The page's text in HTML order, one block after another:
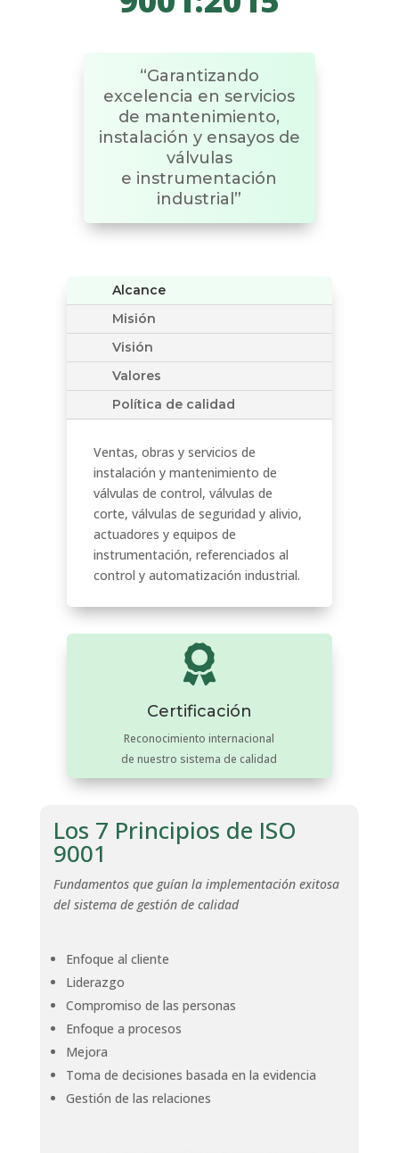
“Garantizando
excelencia en servicios
de mantenimiento,
instalación y ensayos de
válvulas
e instrumentación
industrial”
Alcance
Misión
Visión
Valores
Política de calidad
Ventas, obras y servicios de
instalación y mantenimiento de
válvulas de control, válvulas de
corte, válvulas de seguridad y alivio,
actuadores y equipos de
instrumentación, referenciados al
control y automatización industrial.

Certificación
Reconocimiento internacional
de nuestro sistema de calidad
Los 7 Principios de ISO
9001
Fundamentos que guían la implementación exitosa
del sistema de gestión de calidad
Enfoque al cliente
Liderazgo
Compromiso de las personas
Enfoque a procesos
Mejora
Toma de decisiones basada en la evidencia
Gestión de las relaciones